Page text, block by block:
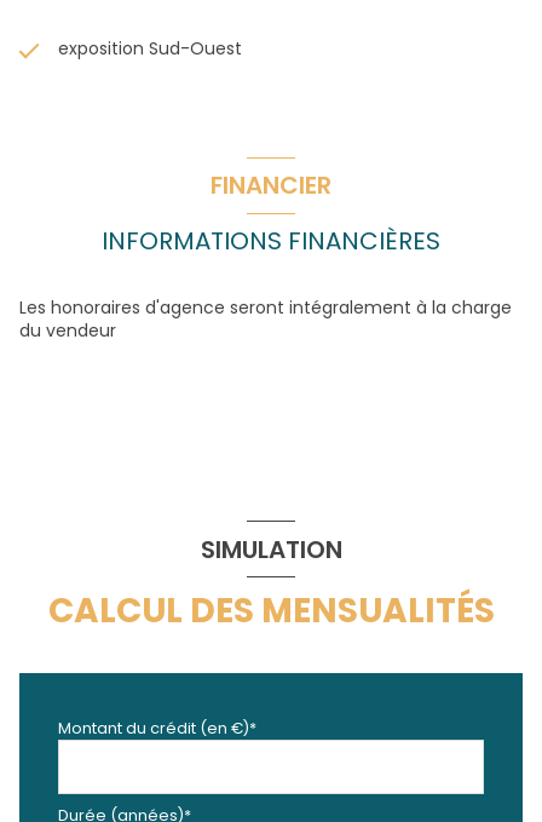
exposition Sud-Ouest
FINANCIER
INFORMATIONS FINANCIÈRES
Les honoraires d'agence seront intégralement à la charge
du vendeur
SIMULATION
CALCUL DES MENSUALITÉS
Montant du crédit (en €)*
Durée (années)*